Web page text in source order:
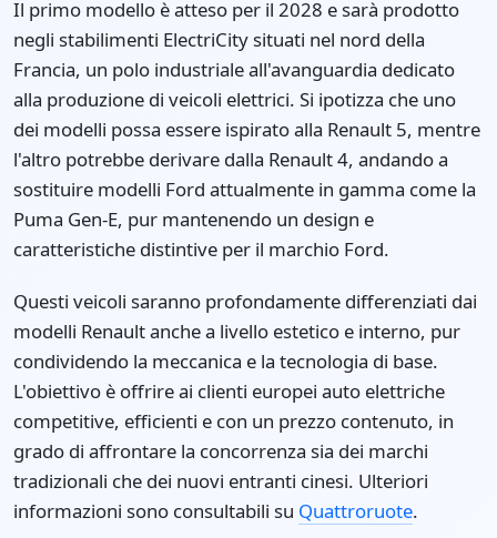
Il primo modello è atteso per il 2028 e sarà prodotto
negli stabilimenti ElectriCity situati nel nord della
Francia, un polo industriale all'avanguardia dedicato
alla produzione di veicoli elettrici. Si ipotizza che uno
dei modelli possa essere ispirato alla Renault 5, mentre
l'altro potrebbe derivare dalla Renault 4, andando a
sostituire modelli Ford attualmente in gamma come la
Puma Gen-E, pur mantenendo un design e
caratteristiche distintive per il marchio Ford.
Questi veicoli saranno profondamente differenziati dai
modelli Renault anche a livello estetico e interno, pur
condividendo la meccanica e la tecnologia di base.
L'obiettivo è offrire ai clienti europei auto elettriche
competitive, efficienti e con un prezzo contenuto, in
grado di affrontare la concorrenza sia dei marchi
tradizionali che dei nuovi entranti cinesi. Ulteriori
informazioni sono consultabili su Quattroruote.